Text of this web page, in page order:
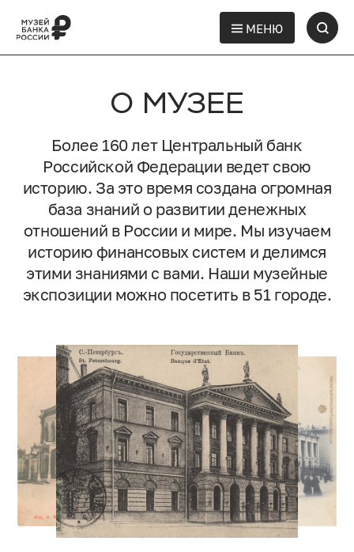
МЕНЮ
О МУЗЕЕ
Более 160 лет Центральный банк
Российской Федерации ведет свою
историю. За это время создана огромная
база знаний о развитии денежных
отношений в России и мире. Мы изучаем
историю финансовых систем и делимся
этими знаниями с вами. Наши музейные
экспозиции можно посетить в 51 городе.